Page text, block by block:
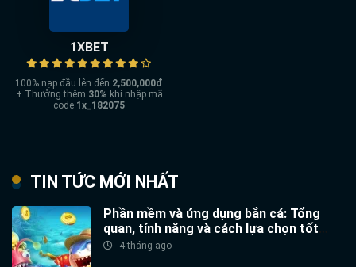
1XBET
100% nạp đầu lên đến 2,500,000đ
+ Thưởng thêm 30% khi nhập mã
code 1x_182075
TIN TỨC MỚI NHẤT
Phần mềm và ứng dụng bắn cá: Tổng
quan, tính năng và cách lựa chọn tốt
nhất4 tháng ago